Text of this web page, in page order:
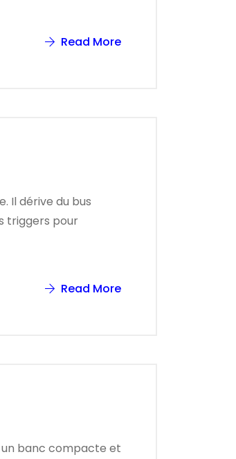
Read More
Il dérive du bus
triggers pour
Read More
banc compacte et